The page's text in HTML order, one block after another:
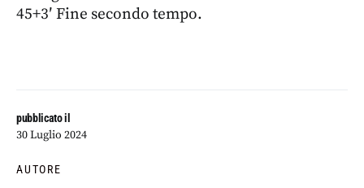
pubblicato il
30 Luglio 2024
AUTORE
45+3′ Fine secondo tempo.